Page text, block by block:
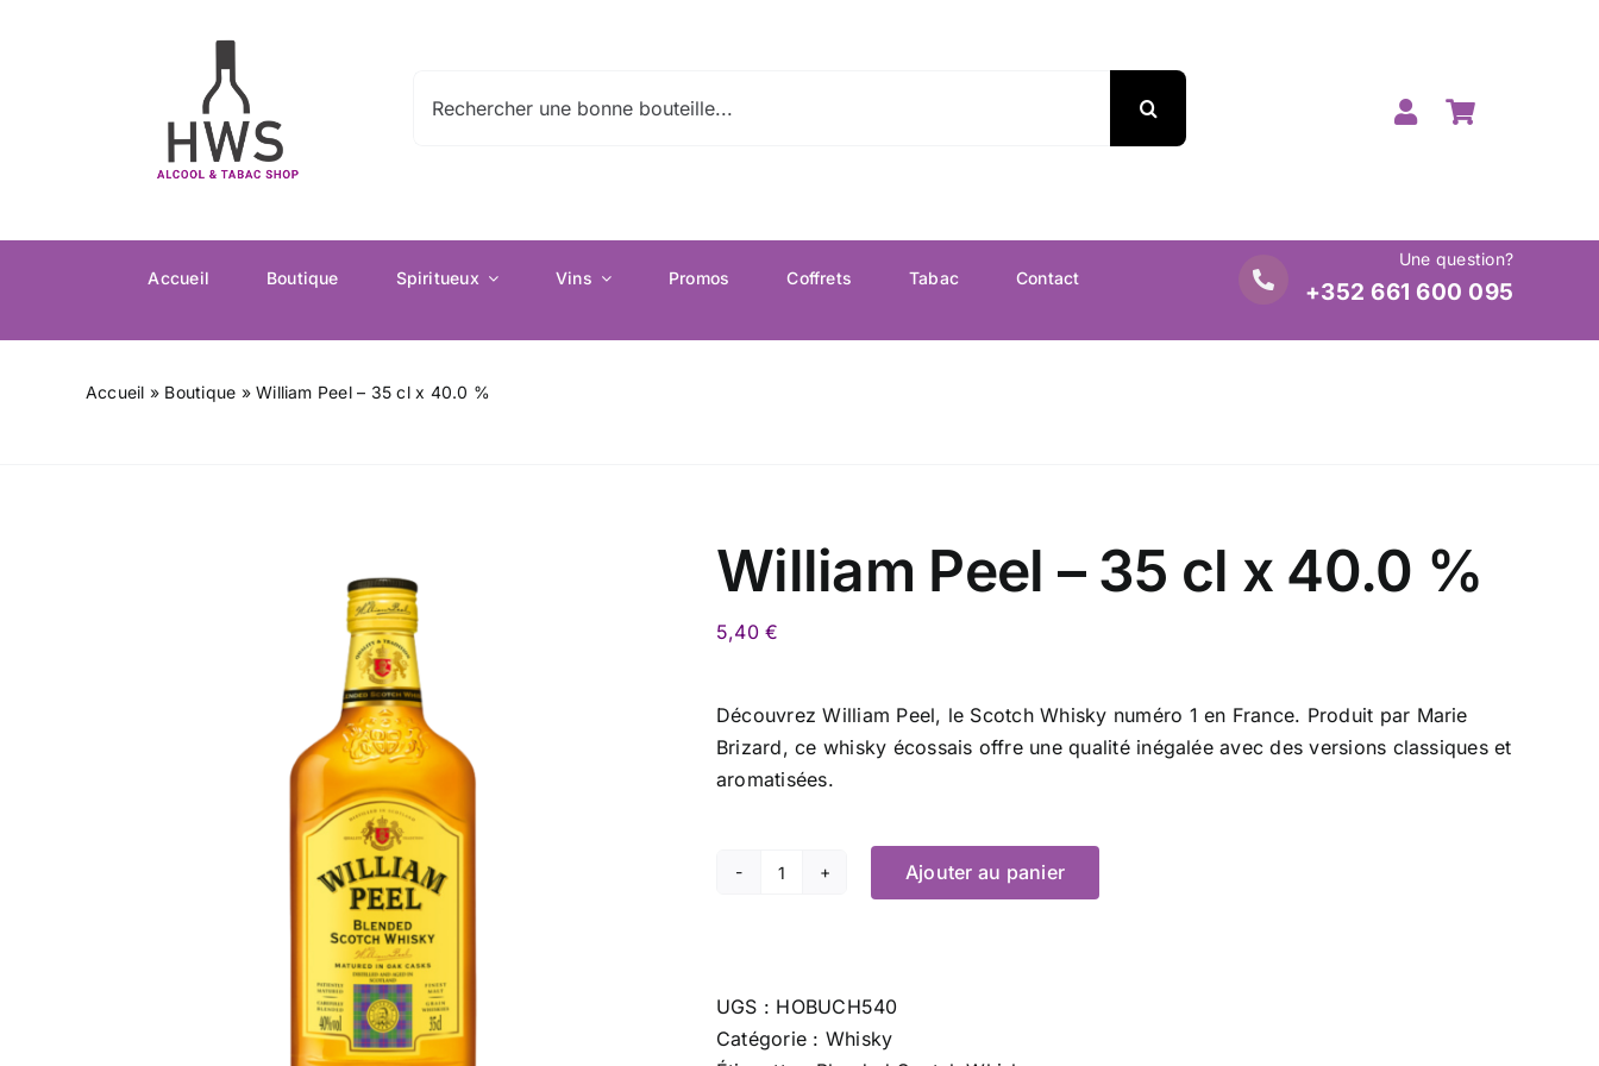
Accueil Boutique Spiritueux Vins Promos Coffrets Tabac Contact
Une question?
+352 661 600 095
Accueil » Boutique »William Peel – 35 cl x 40.0 %
William Peel – 35 cl x 40.0 %
5,40€
Découvrez William Peel, le Scotch Whisky numéro 1 en France. Produit par Marie
Brizard, ce whisky écossais offre une qualité inégalée avec des versions classiques et
aromatisées.
quantité
-
35
Ajouter au panier
UGS : HOBUCH540
Catégorie : Whisky